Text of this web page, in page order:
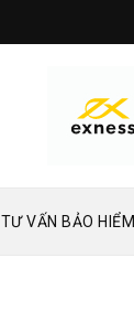
TƯ VẤN BẢO HIỂM